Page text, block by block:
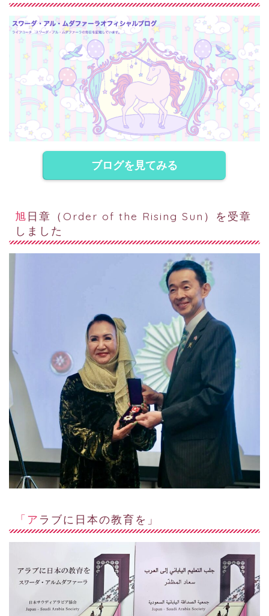
ブログを見てみる
旭日章（Order of the Rising Sun）を受章
しました
「アラブに日本の教育を」